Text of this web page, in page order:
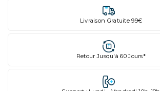
Livraison Gratuite 99€
Retour Jusqu'à 60 Jours*